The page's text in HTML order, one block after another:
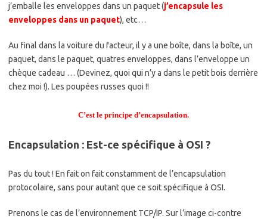
j’emballe les enveloppes dans un paquet (j’encapsule les
enveloppes dans un paquet), etc…
Au final dans la voiture du facteur, il y a une boîte, dans la boîte, un
paquet, dans le paquet, quatres enveloppes, dans l’enveloppe un
chèque cadeau … (Devinez, quoi qui n’y a dans le petit bois derrière
chez moi !). Les poupées russes quoi !!
C’est le principe d’encapsulation.
Encapsulation : Est-ce spécifique à OSI ?
Pas du tout ! En fait on fait constamment de l’encapsulation
protocolaire, sans pour autant que ce soit spécifique à OSI.
Prenons le cas de l’environnement TCP/IP. Sur l’image ci-contre